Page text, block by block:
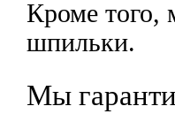
Кроме того,
шпильки.
Мы